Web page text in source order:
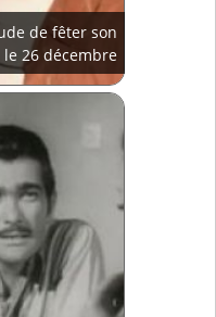
de fêter son
26 décembre